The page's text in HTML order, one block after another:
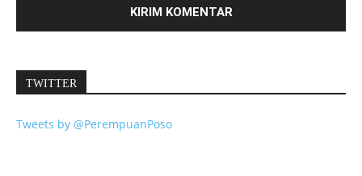
TWITTER
Tweets by @PerempuanPoso